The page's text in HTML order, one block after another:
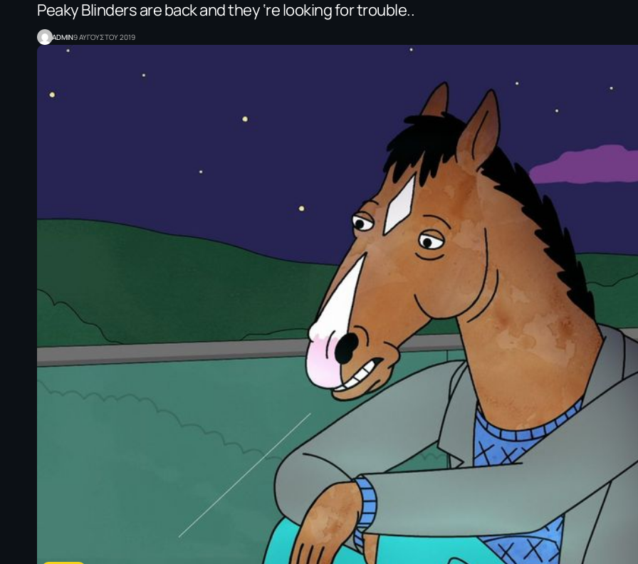
Peaky Blinders are back and they ‘re looking for trouble..
ADMIN9 ΑΥΓΟΥΣΤΟΥ 2019